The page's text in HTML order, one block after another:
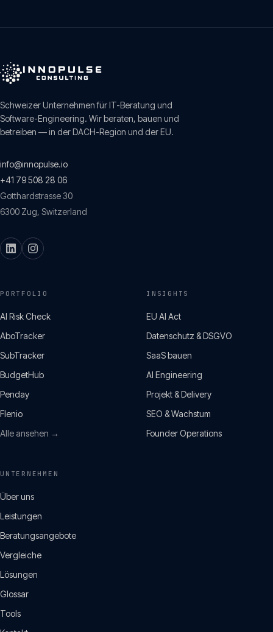
Schweizer Unternehmen für IT-Beratung und
Software-Engineering. Wir beraten, bauen und
betreiben — in der DACH-Region und der EU.
info@innopulse.io
+41 79 508 28 06
Gotthardstrasse 30
6300 Zug, Switzerland
PORTFOLIO
AI Risk Check
AboTracker
SubTracker
BudgetHub
Penday
Flenio
Alle ansehen →
INSIGHTS
EU AI Act
Datenschutz & DSGVO
SaaS bauen
AI Engineering
Projekt & Delivery
SEO & Wachstum
Founder Operations
UNTERNEHMEN
Über uns
Leistungen
Beratungsangebote
Vergleiche
Lösungen
Glossar
Tools